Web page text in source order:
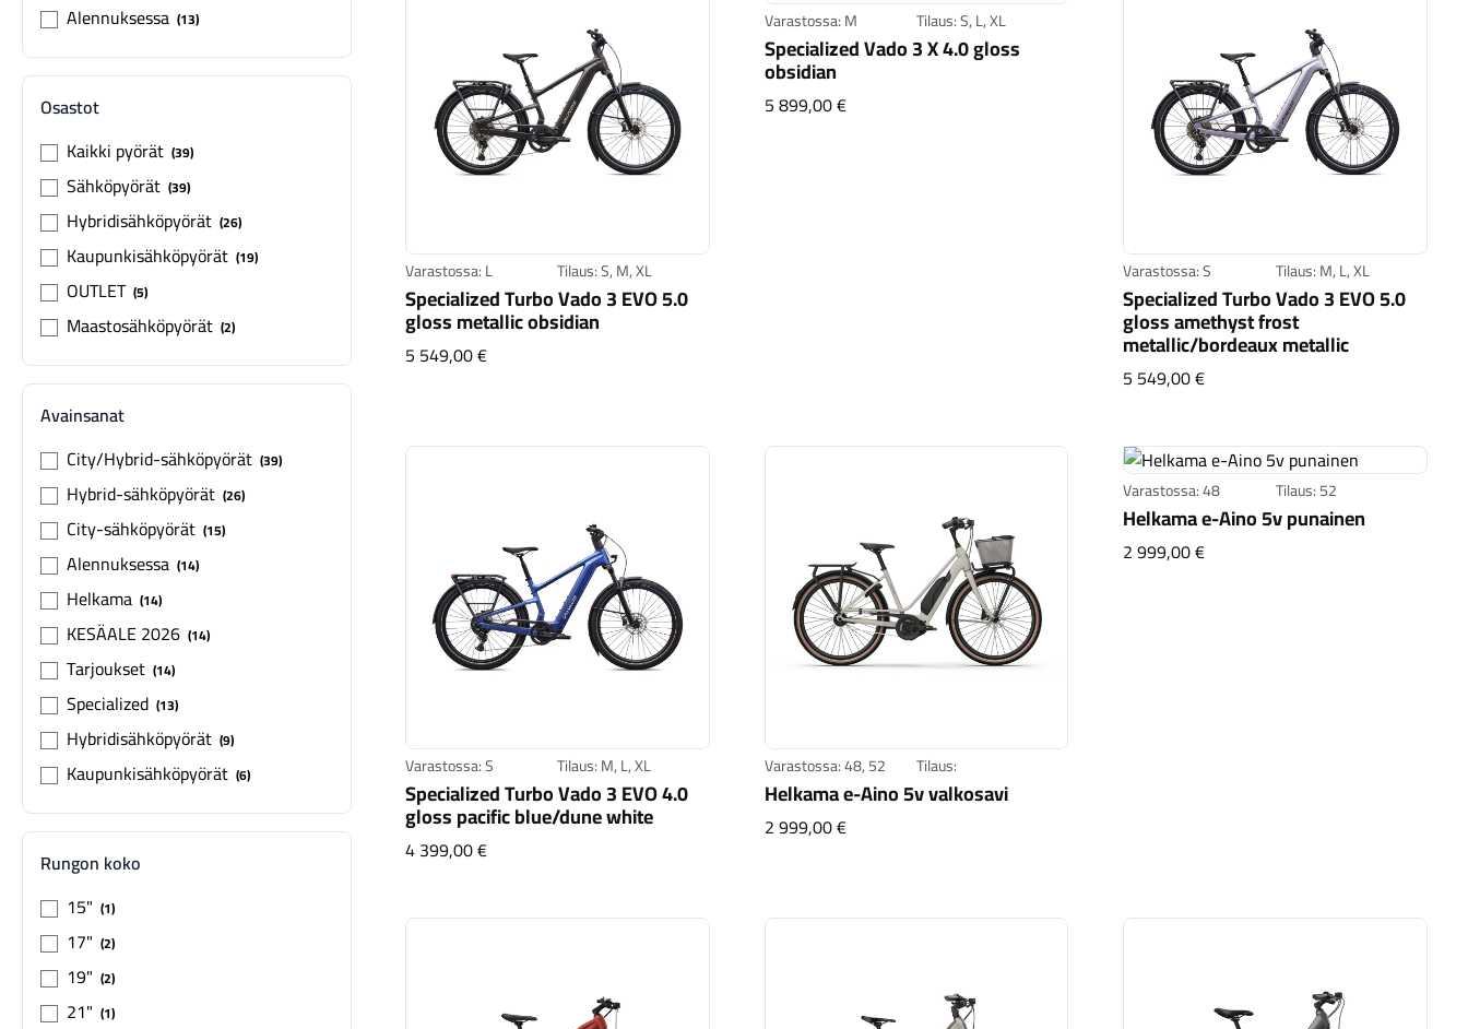
Komponentit
Katso koko valikoima
Alennuksessa 13
Osastot
Kaikki pyörät 39
Sähköpyörät 39
Hybridisähköpyörät 26
Kaupunkisähköpyörät 19
OUTLET 5
Maastosähköpyörät 2
Avainsanat
City/Hybrid-sähköpyörät 39
Hybrid-sähköpyörät 26
City-sähköpyörät 15
Alennuksessa 14
Helkama 14
KESÄALE 2026 14
Tarjoukset 14
Specialized 13
Hybridisähköpyörät 9
Kaupunkisähköpyörät 6
Rungon koko
15" 1
17" 2
19" 2
21" 1
Varastossa: L Tilaus: S, M, XL
Specialized Turbo Vado 3 EVO 5.0
gloss metallic obsidian
5 549,00 €Specialized Turbo Vado 3 EVO 5.0 gloss metallic obsidian
Varastossa: M Tilaus: S, L, XL
Specialized Vado 3 X 4.0 gloss
obsidian
5 899,00 €Specialized Vado 3 X 4.0 gloss obsidian
Varastossa: S Tilaus: M, L, XL
Specialized Turbo Vado 3 EVO 5.0
gloss amethyst frost
metallic/bordeaux metallic
5 549,00 €Specialized Turbo Vado 3 EVO
Varastossa: S Tilaus: M, L, XL
Specialized Turbo Vado 3 EVO 4.0
gloss pacific blue/dune white
4 399,00 €Specialized Turbo Vado 3 EVO 4.0 gloss pacific blue/dune white
Varastossa: 48, 52 Tilaus:
Helkama e-Aino 5v valkosavi
2 999,00 €Helkama e-Aino 5v valkosavi
Varastossa: 48 Tilaus: 52
Helkama e-Aino 5v punainen
2 999,00 €Helkama e-Aino 5v punainen